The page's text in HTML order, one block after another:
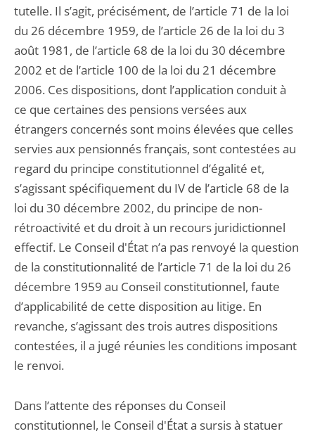
tutelle. Il s’agit, précisément, de l’article 71 de la loi
du 26 décembre 1959, de l’article 26 de la loi du 3
août 1981, de l’article 68 de la loi du 30 décembre
2002 et de l’article 100 de la loi du 21 décembre
2006. Ces dispositions, dont l’application conduit à
ce que certaines des pensions versées aux
étrangers concernés sont moins élevées que celles
servies aux pensionnés français, sont contestées au
regard du principe constitutionnel d’égalité et,
s’agissant spécifiquement du IV de l’article 68 de la
loi du 30 décembre 2002, du principe de non-
rétroactivité et du droit à un recours juridictionnel
effectif. Le Conseil d'État n’a pas renvoyé la question
de la constitutionnalité de l’article 71 de la loi du 26
décembre 1959 au Conseil constitutionnel, faute
d’applicabilité de cette disposition au litige. En
revanche, s’agissant des trois autres dispositions
contestées, il a jugé réunies les conditions imposant
le renvoi.
Dans l’attente des réponses du Conseil
constitutionnel, le Conseil d'État a sursis à statuer